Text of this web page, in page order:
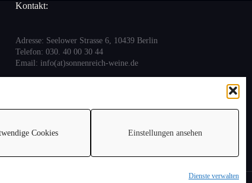
Dienste verwalten
Cookies Einstellungen ansehen
Kontakt:
Adresse: Seelower Strasse 6, 10439 Berlin
Telefon: 030. 40 00 30 44
Email: info(at)sonnenreich-weine.de